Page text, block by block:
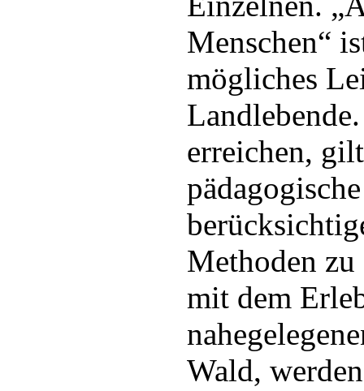
Menschen“
mögliches
erreichen,
Methoden
mit dem
Wald,